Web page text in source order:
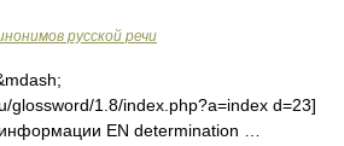
русской речи
glossword/1.8/index.php?a=index d=23]
EN determination …